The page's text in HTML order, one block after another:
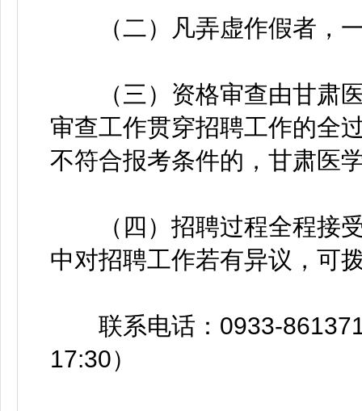
（二）凡弄虚作假者，一
（三）资格审查由甘肃医
审查工作贯穿招聘工作的全
不符合报考条件的，甘肃医
（四）招聘过程全程接受
中对招聘工作若有异议，可
联系电话：0933-
17:30）